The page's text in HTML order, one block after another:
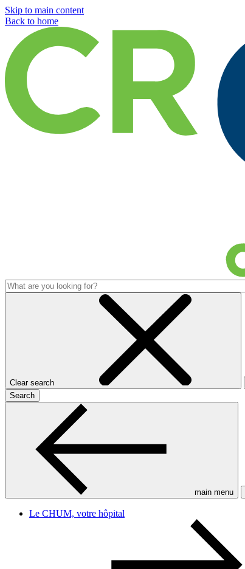
Skip to main content
Back to home
Clear search
Search
main menu
Le CHUM, votre hôpital